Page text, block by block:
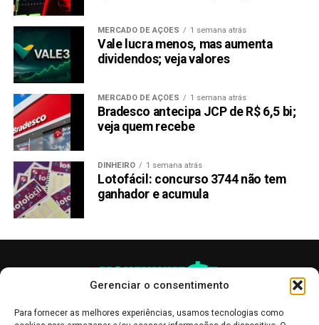
Gerenciar o consentimento
Para fornecer as melhores experiências, usamos tecnologias como
MERCADO DE AÇÕES 1 semana atrás
Vale lucra menos, mas aumenta
dividendos; veja valores
MERCADO DE AÇÕES 1 semana atrás
Bradesco antecipa JCP de R$ 6,5 bi;
veja quem recebe
DINHEIRO 1 semana atrás
Lotofácil: concurso 3744 não tem
ganhador e acumula